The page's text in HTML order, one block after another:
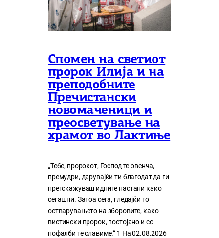
Спомен на светиот
пророк Илија и на
преподобните
Пречистански
новомаченици и
преосветување на
храмот во Лактиње
„Тебе, пророкот, Господ те овенча,
премудри, дарувајќи ти благодат да ги
претскажуваш идните настани како
сегашни. Затоа сега, гледајќи го
остварувањето на зборовите, како
вистински пророк, постојано и со
пофалби те славиме.“ 1 На 02.08.2026